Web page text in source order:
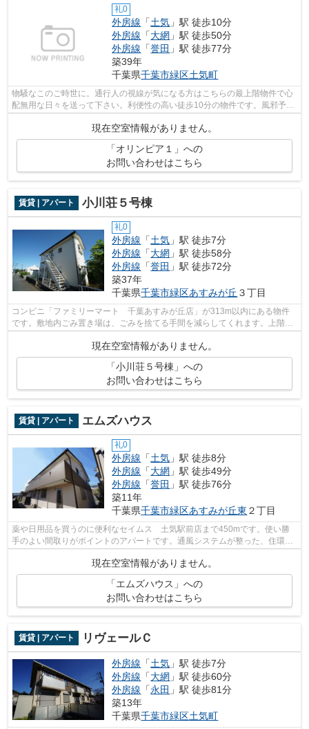
礼0
外房線 「土気 」駅 徒歩10分
外房線 「大網 」駅 徒歩50分
外房線 「誉田 」駅 徒歩77分
築39年
千葉県千葉市緑区土気町
物騒なこのご時世に。通行人の視線が気になる方はこちらの最上階物件で心
配無用な日々を送って下さい。利便性の高い徒歩10分の物件です。風邪予防
現在空室情報がありません。
「オリンピア１」への
お問い合わせはこちら
賃貸 | アパート 小川荘５号棟
礼0
外房線 「土気 」駅 徒歩7分
外房線 「大網 」駅 徒歩58分
外房線 「誉田 」駅 徒歩72分
築37年
千葉県千葉市緑区あすみが丘 ３丁目
コンビニ「ファミリーマート 千葉あすみが丘店」が313m以内にある物件
です。敷地内ごみ置き場は、ごみを捨てる手間を減らしてくれます。上階か
現在空室情報がありません。
「小川荘５号棟」への
お問い合わせはこちら
賃貸 | アパート エムズハウス
礼0
外房線 「土気 」駅 徒歩8分
外房線 「大網 」駅 徒歩49分
外房線 「誉田 」駅 徒歩76分
築11年
千葉県千葉市緑区あすみが丘東 ２丁目
薬や日用品を買うのに便利なセイムス 土気駅前店まで450mです。使い勝
手のよい間取りがポイントのアパートです。通風システムが整った、住環境
の良い安心のアパートです。敷地内ごみ...
現在空室情報がありません。
「エムズハウス」への
お問い合わせはこちら
賃貸 | アパート リヴェールＣ
外房線 「土気 」駅 徒歩7分
外房線 「大網 」駅 徒歩60分
外房線 「永田 」駅 徒歩81分
築13年
千葉県千葉市緑区土気町